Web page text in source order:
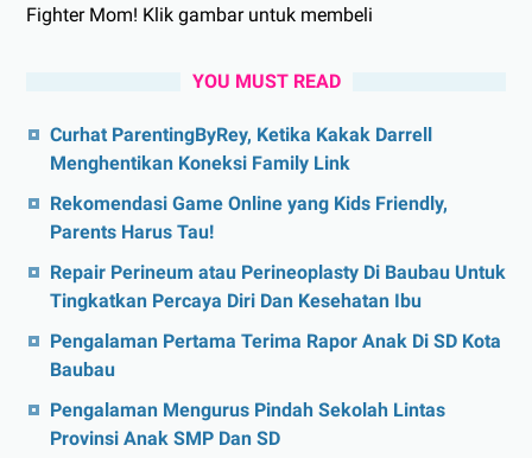
Fighter Mom! Klik gambar untuk membeli
YOU MUST READ
Curhat ParentingByRey, Ketika Kakak Darrell
Menghentikan Koneksi Family Link
Rekomendasi Game Online yang Kids Friendly,
Parents Harus Tau!
Repair Perineum atau Perineoplasty Di Baubau Untuk
Tingkatkan Percaya Diri Dan Kesehatan Ibu
Pengalaman Pertama Terima Rapor Anak Di SD Kota
Baubau
Pengalaman Mengurus Pindah Sekolah Lintas
Provinsi Anak SMP Dan SD